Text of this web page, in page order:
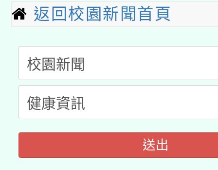
公告之原住民族歲時祭
一案。
兒童少年暑期犯罪預防
人員健康講座「吃得安
心」，鼓勵退休同仁踴
案。
本校115學年度第2次
招甄選結果公告(無人
招)
適應運動共學行動站研
本館辦理115年度閱讀
暨閱讀推動專業研習
科技賦能─人工智慧
礎課程
A3數位素養講師名單
返回校園新聞首頁
送出